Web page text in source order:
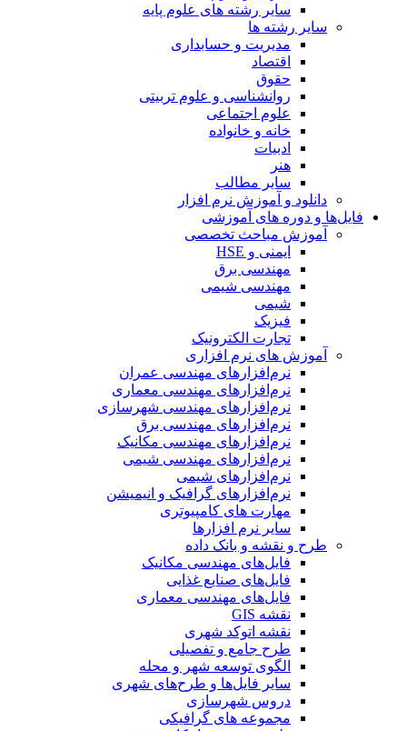
سایر رشته های علوم پایه
سایر رشته ها
مدیریت و حسابداری
اقتصاد
حقوق
روانشناسی و علوم تربیتی
علوم اجتماعی
خانه و خانواده
ادبیات
هنر
سایر مطالب
دانلود و آموزش نرم افزار
فایل‌ها و دوره های آموزشی
آموزش مباحث تخصصی
ایمنی و HSE
مهندسی برق
مهندسی شیمی
شیمی
فیزیک
تجارت الکترونیک
آموزش های نرم افزاری
نرم‌افزارهای مهندسی عمران
نرم‌افزارهای مهندسی معماری
نرم‌افزارهای مهندسی شهرسازی
نرم‌افزارهای مهندسی برق
نرم‌افزارهای مهندسی مکانیک
نرم‌افزارهای مهندسی شیمی
نرم‌افزارهای شیمی
نرم‌افزارهای گرافیک و انیمیشن
مهارت های کامپیوتری
سایر نرم افزارها
طرح و نقشه و بانک داده
فایل‌های مهندسی مکانیک
فایل‌های صنایع غذایی
فایل‌های مهندسی معماری
نقشه GIS
نقشه اتوکد شهری
طرح جامع و تفصیلی
الگوی توسعه شهر و محله
سایر فایل‌ها و طرح‌های شهری
دروس شهرسازی
مجموعه های گرافیکی